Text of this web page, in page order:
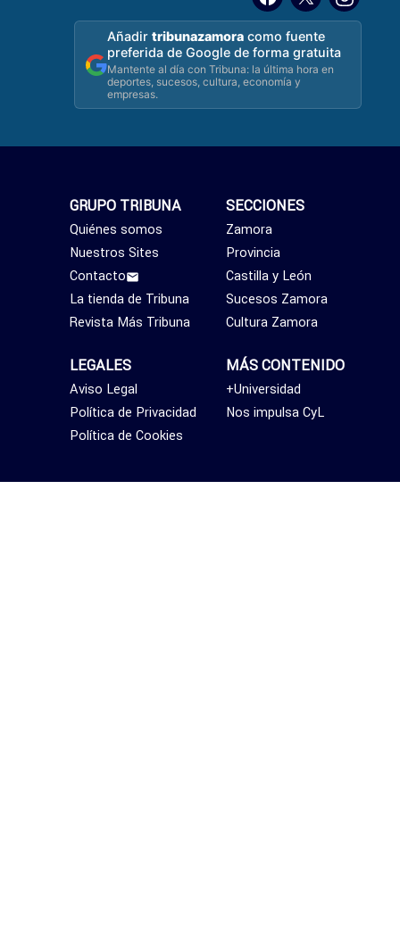
Añadirtribunazamora como fuente
preferida de Google de forma gratuita
Mantente al día con Tribuna: la última hora en
deportes, sucesos, cultura, economía y
empresas.
SECCIONES
Zamora
Provincia
Castilla y León
Sucesos Zamora
Cultura Zamora
MÁS CONTENIDO
+Universidad
Nos impulsa CyL
GRUPO TRIBUNA
Quiénes somos
Nuestros Sites
Contacto
La tienda de Tribuna
Revista Más Tribuna
LEGALES
Aviso Legal
Política de Privacidad
Política de Cookies